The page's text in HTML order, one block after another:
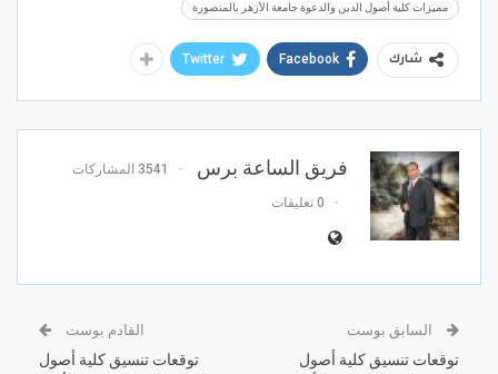
مميزات كلية أصول الدين والدعوة جامعة الأزهر بالمنصورة
شارك Facebook
Twitter
فريق الساعة برس 3541 المشاركات
0 تعليقات
السابق بوست
توقعات تنسيق كلية أصول
القادم بوست
توقعات تنسيق كلية أصول